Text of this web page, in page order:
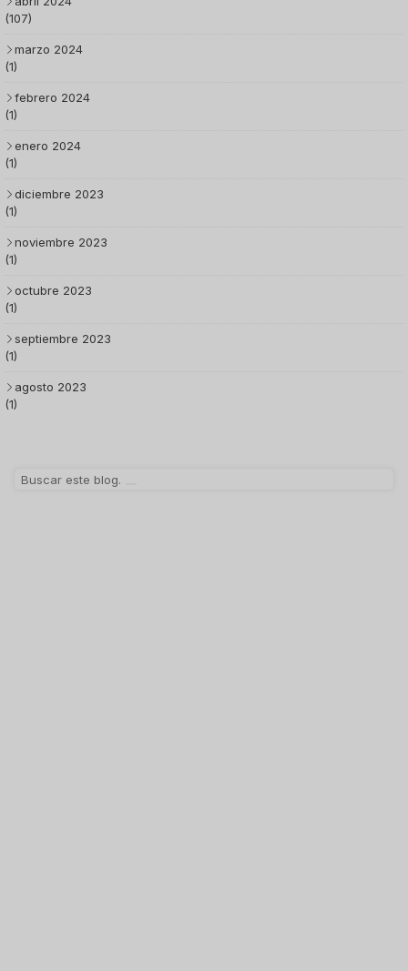
(107)
marzo 2024
(1)
febrero 2024
(1)
enero 2024
(1)
diciembre 2023
(1)
noviembre 2023
(1)
octubre 2023
(1)
septiembre 2023
(1)
agosto 2023
(1)